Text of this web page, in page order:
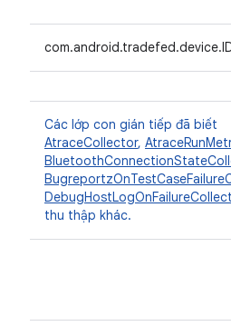
Các lớp con gián tiếp đã biết
AtraceCollector,
thu thập khác.